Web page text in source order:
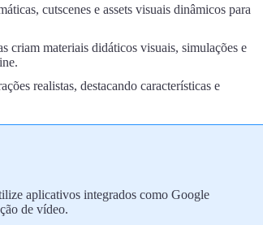
cutscenes e assets visuais dinâmicos para
criam materiais didáticos visuais, simulações e
realistas, destacando características e
aplicativos integrados como Google
de vídeo.